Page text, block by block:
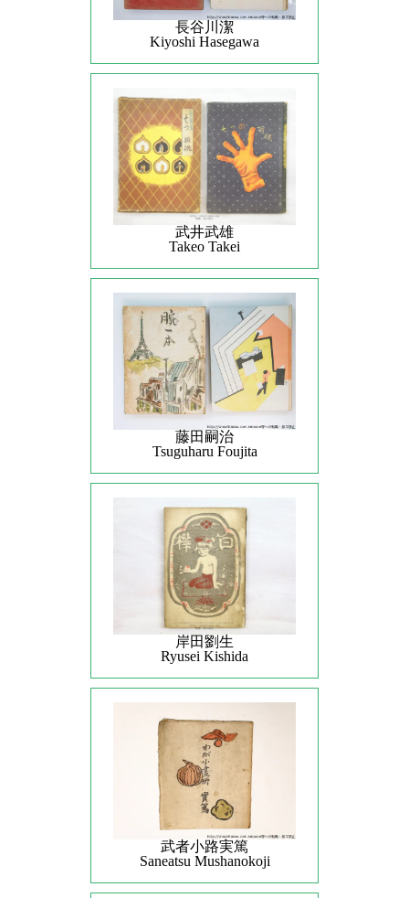
長谷川潔
Kiyoshi Hasegawa
武井武雄
Takeo Takei
藤田嗣治
Tsuguharu Foujita
岸田劉生
Ryusei Kishida
武者小路実篤
Saneatsu Mushanokoji